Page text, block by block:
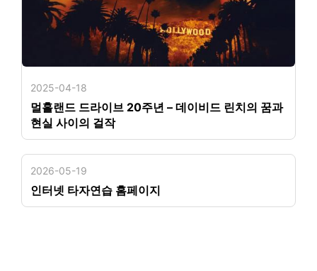
2025-04-18
멀홀랜드 드라이브 20주년 – 데이비드 린치의 꿈과
현실 사이의 걸작
2026-05-19
인터넷 타자연습 홈페이지